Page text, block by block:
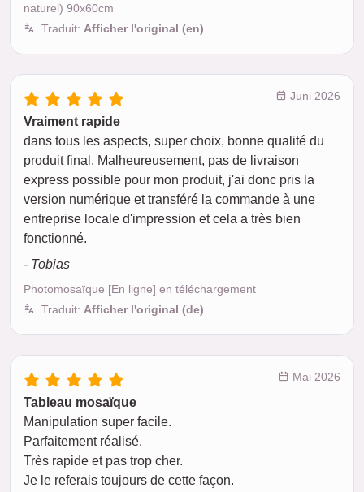
naturel) 90x60cm
Traduit: Afficher l'original (en)
Juni 2026
Vraiment rapide
dans tous les aspects, super choix, bonne qualité du
produit final. Malheureusement, pas de livraison
express possible pour mon produit, j'ai donc pris la
version numérique et transféré la commande à une
entreprise locale d'impression et cela a très bien
fonctionné.
- Tobias
Photomosaïque [En ligne] en téléchargement
Traduit: Afficher l'original (de)
Mai 2026
Tableau mosaïque
Manipulation super facile.
Parfaitement réalisé.
Très rapide et pas trop cher.
Je le referais toujours de cette façon.